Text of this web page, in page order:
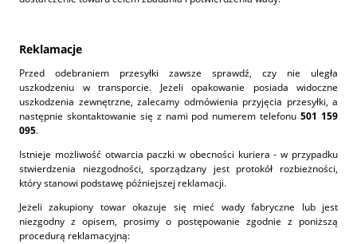
Reklamacje
Przed odebraniem przesyłki zawsze sprawdź, czy nie uległa
uszkodzeniu w transporcie. Jeżeli opakowanie posiada widoczne
uszkodzenia zewnętrzne, zalecamy odmówienia przyjęcia przesyłki, a
następnie skontaktowanie się z nami pod numerem telefonu501 159
095.
Istnieje możliwość otwarcia paczki w obecności kuriera - w przypadku
stwierdzenia niezgodności, sporządzany jest protokół rozbieżności,
który stanowi podstawę późniejszej reklamacji.
Jeżeli zakupiony towar okazuje się mieć wady fabryczne lub jest
niezgodny z opisem, prosimy o postępowanie zgodnie z poniższą
procedurą reklamacyjną: